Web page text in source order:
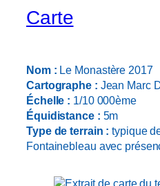
Carte
Nom : Le Monastère 2017
Cartographe : Jean Marc
Échelle : 1/10 000ème
Équidistance : 5m
Type de terrain : typique
Fontainebleau avec